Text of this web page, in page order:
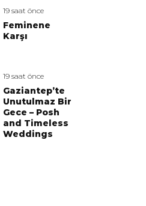
19 saat önce
Feminene
Karşı
19 saat önce
Gaziantep’te
Unutulmaz Bir
Gece – Posh
and Timeless
Weddings